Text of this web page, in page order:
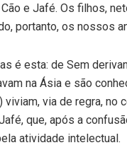
e Jafé. Os filhos,
portanto, os nossos
é esta: de Sem
na Ásia e são
viviam, via de regra,
que, após a
atividade intelectual.